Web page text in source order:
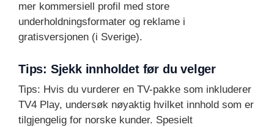
mer kommersiell profil med store
underholdningsformater og reklame i
gratisversjonen (i Sverige).
Tips: Sjekk innholdet før du velger
Tips: Hvis du vurderer en TV-pakke som inkluderer
TV4 Play, undersøk nøyaktig hvilket innhold som er
tilgjengelig for norske kunder. Spesielt